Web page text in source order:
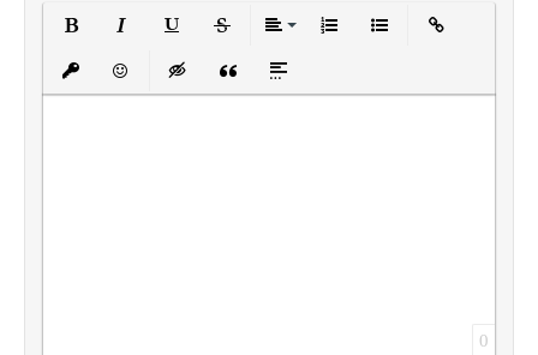
Полужирный
Курсив
Вставить защищенную ссылку
Вставить смайлик
Вставка скрытого текста
Вставка цитаты
Вставка спойлера
0